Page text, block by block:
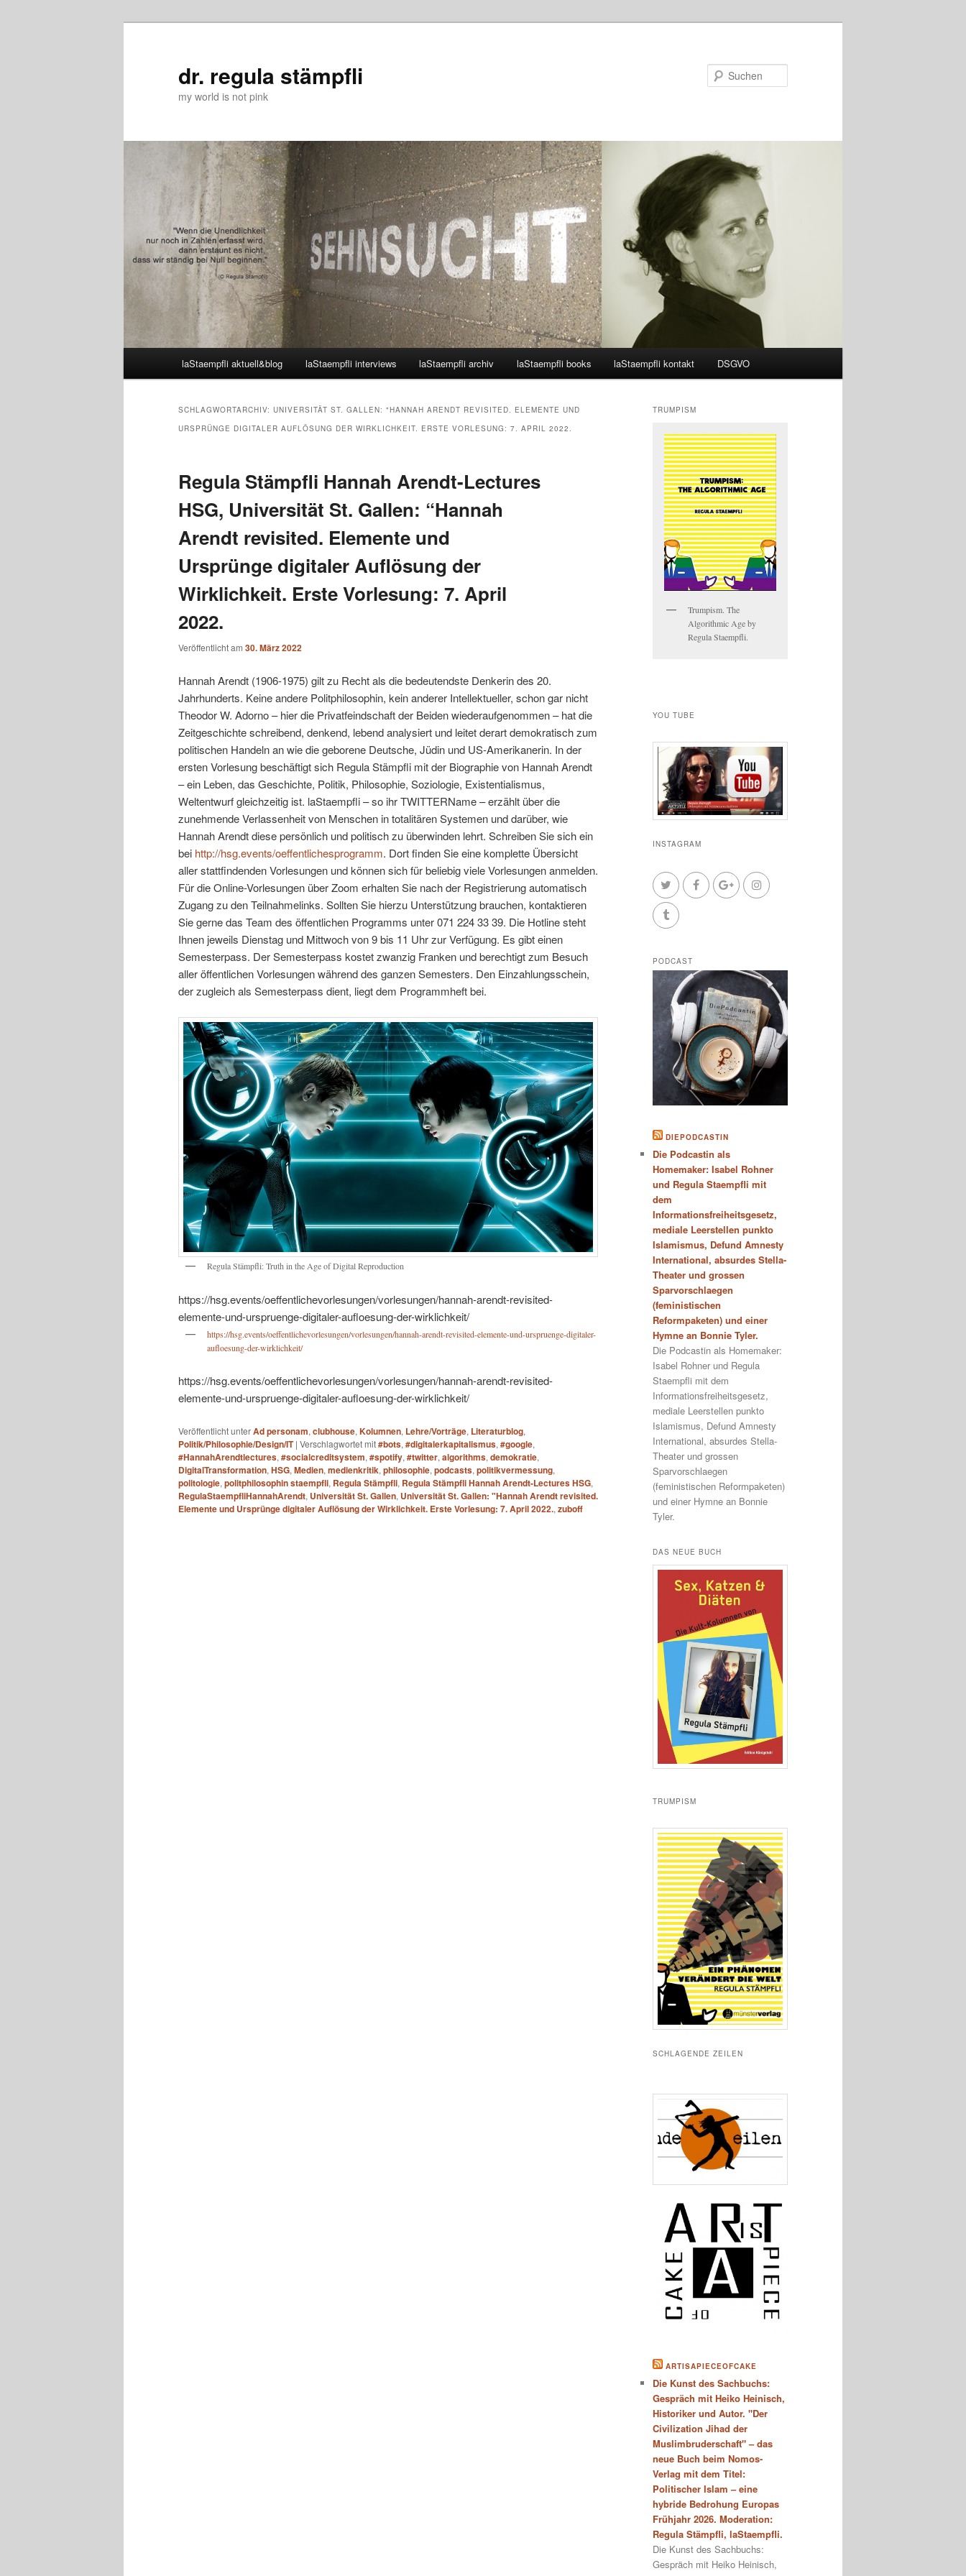
dr. regula stämpfli
my world is not pink
laStaempfli aktuell&blog laStaempfli interviews laStaempfli archiv laStaempfli books laStaempfli kontakt DSGVO
SCHLAGWORTARCHIV: UNIVERSITÄT ST. GALLEN: "HANNAH ARENDT REVISITED. ELEMENTE UND
URSPRÜNGE DIGITALER AUFLÖSUNG DER WIRKLICHKEIT. ERSTE VORLESUNG: 7. APRIL 2022.
Regula Stämpfli Hannah Arendt-Lectures
HSG, Universität St. Gallen: “Hannah
Arendt revisited. Elemente und
Ursprünge digitaler Auflösung der
Wirklichkeit. Erste Vorlesung: 7. April
2022.
Veröffentlicht am 30. März 2022
Hannah Arendt (1906-1975) gilt zu Recht als die bedeutendste Denkerin des 20.
Jahrhunderts. Keine andere Politphilosophin, kein anderer Intellektueller, schon gar nicht
Theodor W. Adorno – hier die Privatfeindschaft der Beiden wiederaufgenommen – hat die
Zeitgeschichte schreibend, denkend, lebend analysiert und leitet derart demokratisch zum
politischen Handeln an wie die geborene Deutsche, Jüdin und US-Amerikanerin. In der
ersten Vorlesung beschäftigt sich Regula Stämpfli mit der Biographie von Hannah Arendt
– ein Leben, das Geschichte, Politik, Philosophie, Soziologie, Existentialismus,
Weltentwurf gleichzeitig ist. laStaempfli – so ihr TWITTERName – erzählt über die
zunehmende Verlassenheit von Menschen in totalitären Systemen und darüber, wie
Hannah Arendt diese persönlich und politisch zu überwinden lehrt. Schreiben Sie sich ein
bei http://hsg.events/oeffentlichesprogramm. Dort finden Sie eine komplette Übersicht
aller stattfindenden Vorlesungen und können sich für beliebig viele Vorlesungen anmelden.
Für die Online-Vorlesungen über Zoom erhalten Sie nach der Registrierung automatisch
Zugang zu den Teilnahmelinks. Sollten Sie hierzu Unterstützung brauchen, kontaktieren
Sie gerne das Team des öffentlichen Programms unter 071 224 33 39. Die Hotline steht
Ihnen jeweils Dienstag und Mittwoch von 9 bis 11 Uhr zur Verfügung. Es gibt einen
Semesterpass. Der Semesterpass kostet zwanzig Franken und berechtigt zum Besuch
aller öffentlichen Vorlesungen während des ganzen Semesters. Den Einzahlungsschein,
der zugleich als Semesterpass dient, liegt dem Programmheft bei.
Regula Stämpfli: Truth in the Age of Digital Reproduction
https://hsg.events/oeffentlichevorlesungen/vorlesungen/hannah-arendt-revisited-
elemente-und-urspruenge-digitaler-aufloesung-der-wirklichkeit/
https://hsg.events/oeffentlichevorlesungen/vorlesungen/hannah-arendt-revisited-elemente-und-urspruenge-digitaler-
aufloesung-der-wirklichkeit/
https://hsg.events/oeffentlichevorlesungen/vorlesungen/hannah-arendt-revisited-
elemente-und-urspruenge-digitaler-aufloesung-der-wirklichkeit/
Veröffentlicht unterAd personam, clubhouse, Kolumnen, Lehre/Vorträge, Literaturblog,
Politik/Philosophie/Design/IT | Verschlagwortet mit#bots, #digitalerkapitalismus, #google,
#HannahArendtlectures, #socialcreditsystem, #spotify, #twitter, algorithms, demokratie,
DigitalTransformation, HSG, Medien, medienkritik, philosophie, podcasts, politikvermessung,
politologie, politphilosophin staempfli, Regula Stämpfli, Regula Stämpfli Hannah Arendt-Lectures HSG,
RegulaStaempfliHannahArendt, Universität St. Gallen, Universität St. Gallen: "Hannah Arendt revisited.
Elemente und Ursprünge digitaler Auflösung der Wirklichkeit. Erste Vorlesung: 7. April 2022., zuboff
TRUMPISM
Trumpism. The
Algorithmic Age by
Regula Staempfli.
YOU TUBE
INSTAGRAM
PODCAST
DIEPODCASTIN
Die Podcastin als
Homemaker: Isabel Rohner
und Regula Staempfli mit
dem
Informationsfreiheitsgesetz,
mediale Leerstellen punkto
Islamismus, Defund Amnesty
International, absurdes Stella-
Theater und grossen
Sparvorschlaegen
(feministischen
Reformpaketen) und einer
Hymne an Bonnie Tyler.
Die Podcastin als Homemaker:
Isabel Rohner und Regula
Staempfli mit dem
Informationsfreiheitsgesetz,
mediale Leerstellen punkto
Islamismus, Defund Amnesty
International, absurdes Stella-
Theater und grossen
Sparvorschlaegen
(feministischen Reformpaketen)
und einer Hymne an Bonnie
Tyler.
DAS NEUE BUCH
TRUMPISM
SCHLAGENDE ZEILEN
ARTISAPIECEOFCAKE
Die Kunst des Sachbuchs:
Gespräch mit Heiko Heinisch,
Historiker und Autor. "Der
Civilization Jihad der
Muslimbruderschaft" – das
neue Buch beim Nomos-
Verlag mit dem Titel:
Politischer Islam – eine
hybride Bedrohung Europas
Frühjahr 2026. Moderation:
Regula Stämpfli, laStaempfli.
Die Kunst des Sachbuchs:
Gespräch mit Heiko Heinisch,